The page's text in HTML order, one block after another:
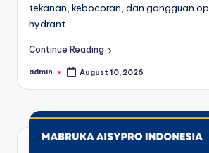
tekanan, kebocoran, dan gangguan
hydrant.
Continue Reading
Posted
admin August 10, 2026